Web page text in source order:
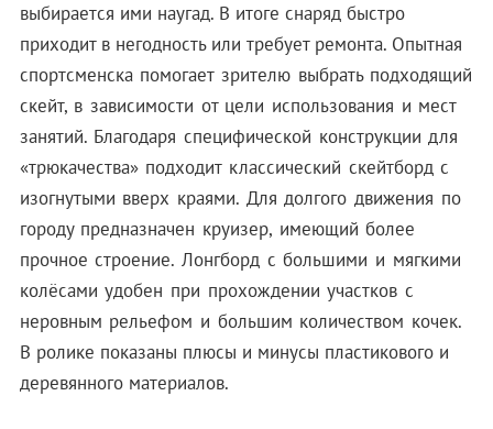
выбирается ими наугад. В итоге снаряд быстро
приходит в негодность или требует ремонта. Опытная
спортсменска помогает зрителю выбрать подходящий
скейт, в зависимости от цели использования и мест
занятий. Благодаря специфической конструкции для
«трюкачества» подходит классический скейтборд с
изогнутыми вверх краями. Для долгого движения по
городу предназначен круизер, имеющий более
прочное строение. Лонгборд с большими и мягкими
колёсами удобен при прохождении участков с
неровным рельефом и большим количеством кочек.
В ролике показаны плюсы и минусы пластикового и
деревянного материалов.